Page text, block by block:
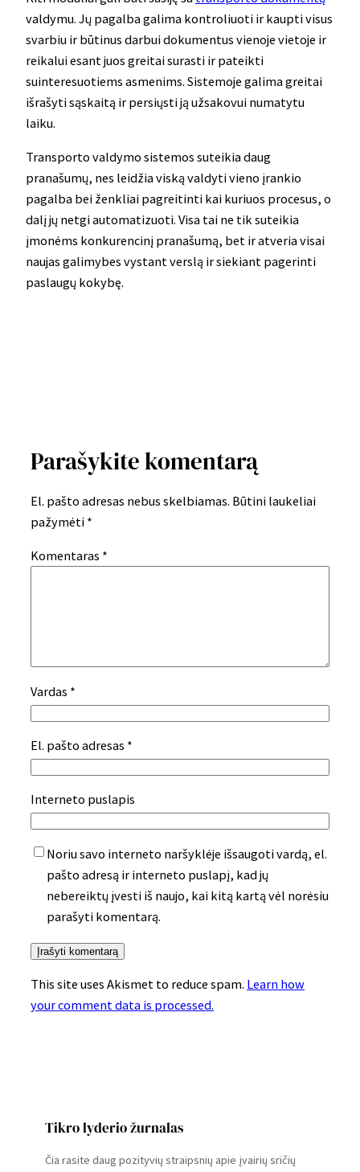
valdymu. Jų pagalba galima kontroliuoti ir kaupti visus
svarbiu ir būtinus darbui dokumentus vienoje vietoje ir
reikalui esant juos greitai surasti ir pateikti
suinteresuotiems asmenims. Sistemoje galima greitai
išrašyti sąskaitą ir persiųsti ją užsakovui numatytu
laiku.
Transporto valdymo sistemos suteikia daug
pranašumų, nes leidžia viską valdyti vieno įrankio
pagalba bei ženkliai pagreitinti kai kuriuos procesus, o
dalį jų netgi automatizuoti. Visa tai ne tik suteikia
įmonėms konkurencinį pranašumą, bet ir atveria visai
naujas galimybes vystant verslą ir siekiant pagerinti
paslaugų kokybę.
Parašykite komentarą
El. pašto adresas nebus skelbiamas. Būtini laukeliai
pažymėti *
Komentaras *
Vardas *
El. pašto adresas *
Interneto puslapis
Noriu savo interneto naršyklėje išsaugoti vardą, el.
pašto adresą ir interneto puslapį, kad jų
nebereiktų įvesti iš naujo, kai kitą kartą vėl norėsiu
parašyti komentarą.
This site uses Akismet to reduce spam. Learn how
your comment data is processed.
Tikro lyderio žurnalas
Čia rasite daug pozityvių straipsnių apie įvairių sričių